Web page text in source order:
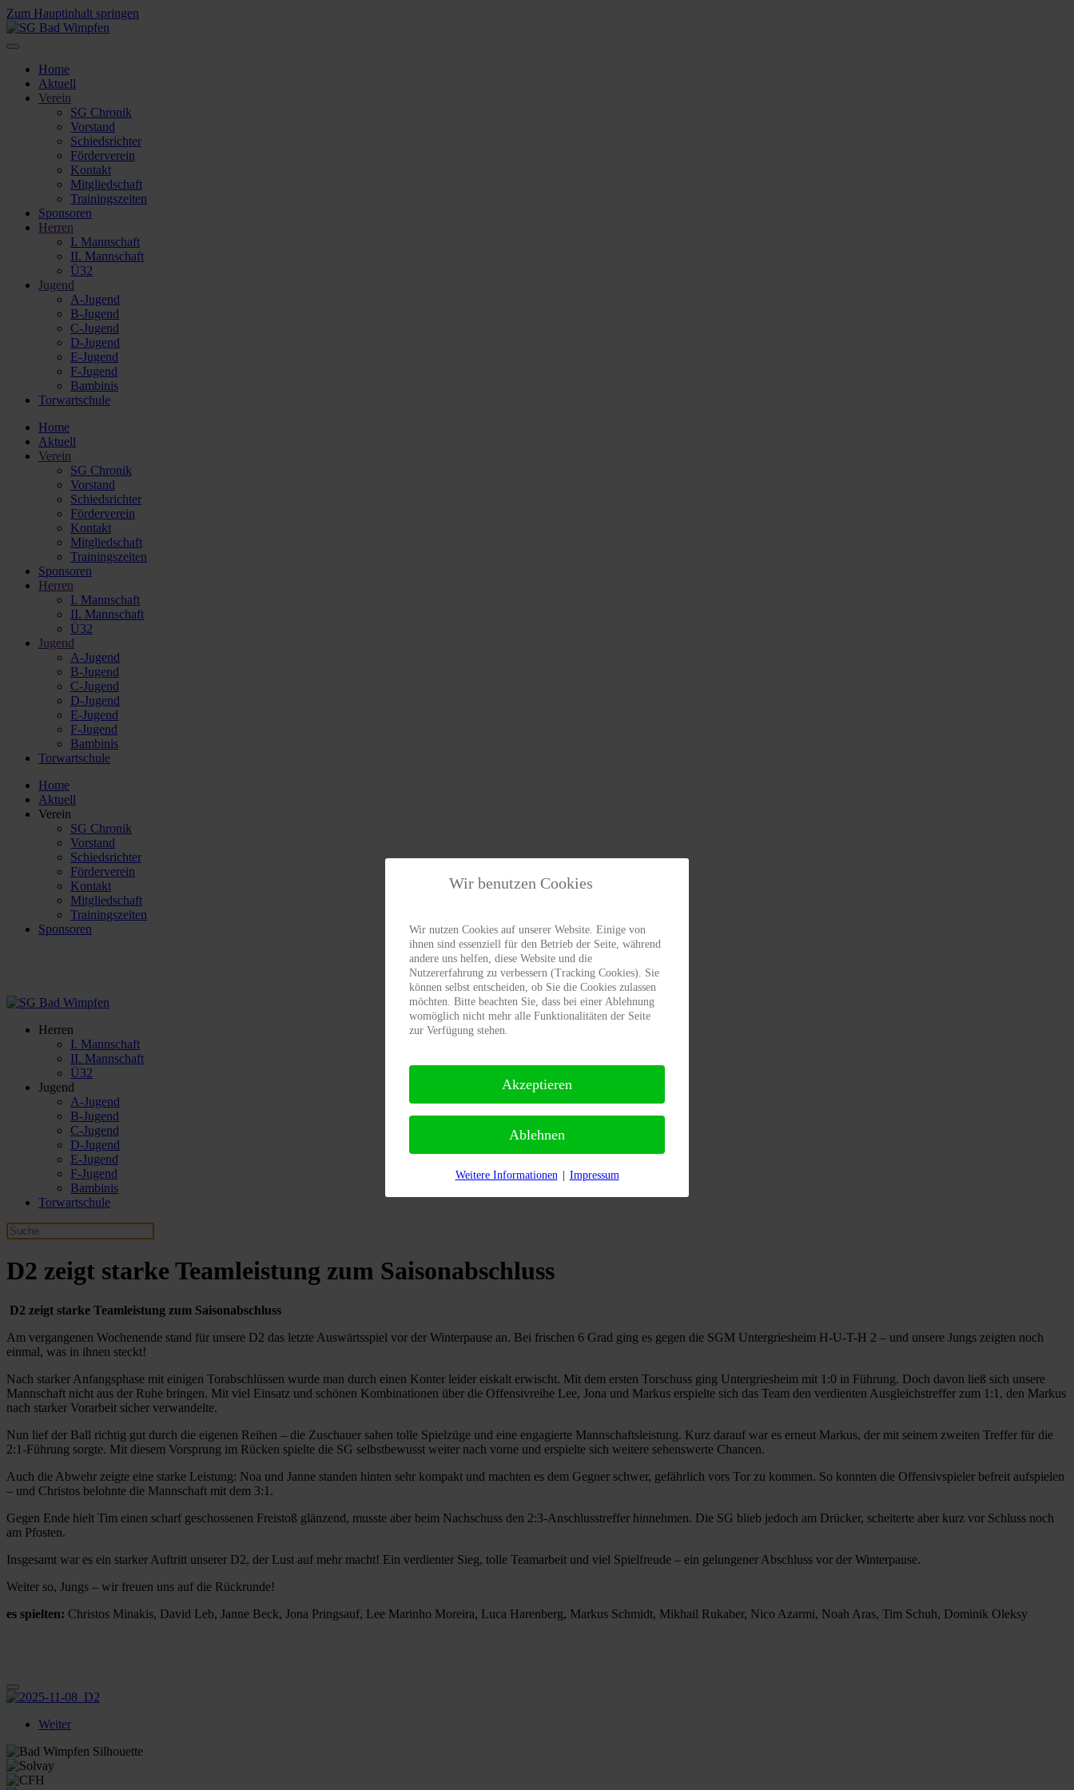
Zum Hauptinhalt springen
Home
Aktuell
Verein
SG Chronik
Vorstand
Schiedsrichter
Förderverein
Kontakt
Mitgliedschaft
Trainingszeiten
Sponsoren
Herren
I. Mannschaft
II. Mannschaft
Ü32
Jugend
A-Jugend
B-Jugend
C-Jugend
D-Jugend
E-Jugend
F-Jugend
Bambinis
Torwartschule
Home
Aktuell
Verein
SG Chronik
Vorstand
Schiedsrichter
Förderverein
Kontakt
Mitgliedschaft
Trainingszeiten
Sponsoren
Herren
I. Mannschaft
II. Mannschaft
Ü32
Jugend
A-Jugend
B-Jugend
C-Jugend
D-Jugend
E-Jugend
F-Jugend
Bambinis
Torwartschule
Home
Aktuell
Verein
SG Chronik
Vorstand
Schiedsrichter
Förderverein
Kontakt
Mitgliedschaft
Trainingszeiten
Sponsoren
Herren
I. Mannschaft
II. Mannschaft
Ü32
Jugend
A-Jugend
B-Jugend
C-Jugend
D-Jugend
E-Jugend
F-Jugend
Bambinis
Torwartschule
D2 zeigt starke Teamleistung zum Saisonabschluss
D2 zeigt starke Teamleistung zum Saisonabschluss
Am vergangenen Wochenende stand für unsere D2 das letzte Auswärtsspiel vor der Winterpause an. Bei frischen 6 Grad ging es gegen die SGM Untergriesheim H-U-T-H 2 – und unsere Jungs zeigten noch
einmal, was in ihnen steckt!
Nach starker Anfangsphase mit einigen Torabschlüssen wurde man durch einen Konter leider eiskalt erwischt. Mit dem ersten Torschuss ging Untergriesheim mit 1:0 in Führung. Doch davon ließ sich unsere
Mannschaft nicht aus der Ruhe bringen. Mit viel Einsatz und schönen Kombinationen über die Offensivreihe Lee, Jona und Markus erspielte sich das Team den verdienten Ausgleichstreffer zum 1:1, den Markus
nach starker Vorarbeit sicher verwandelte.
Nun lief der Ball richtig gut durch die eigenen Reihen – die Zuschauer sahen tolle Spielzüge und eine engagierte Mannschaftsleistung. Kurz darauf war es erneut Markus, der mit seinem zweiten Treffer für die
2:1-Führung sorgte. Mit diesem Vorsprung im Rücken spielte die SG selbstbewusst weiter nach vorne und erspielte sich weitere sehenswerte Chancen.
Auch die Abwehr zeigte eine starke Leistung: Noa und Janne standen hinten sehr kompakt und machten es dem Gegner schwer, gefährlich vors Tor zu kommen. So konnten die Offensivspieler befreit aufspielen
– und Christos belohnte die Mannschaft mit dem 3:1.
Gegen Ende hielt Tim einen scharf geschossenen Freistoß glänzend, musste aber beim Nachschuss den 2:3-Anschlusstreffer hinnehmen. Die SG blieb jedoch am Drücker, scheiterte aber kurz vor Schluss noch
am Pfosten.
Insgesamt war es ein starker Auftritt unserer D2, der Lust auf mehr macht! Ein verdienter Sieg, tolle Teamarbeit und viel Spielfreude – ein gelungener Abschluss vor der Winterpause.
Weiter so, Jungs – wir freuen uns auf die Rückrunde!
es spielten: Christos Minakis, David Leb, Janne Beck, Jona Pringsauf, Lee Marinho Moreira, Luca Harenberg, Markus Schmidt, Mikhail Rukaber, Nico Azarmi, Noah Aras, Tim Schuh, Dominik Oleksy
Weiter
Wir benutzen Cookies
Wir nutzen Cookies auf unserer Website. Einige von
ihnen sind essenziell für den Betrieb der Seite, während
andere uns helfen, diese Website und die
Nutzererfahrung zu verbessern (Tracking Cookies). Sie
können selbst entscheiden, ob Sie die Cookies zulassen
möchten. Bitte beachten Sie, dass bei einer Ablehnung
womöglich nicht mehr alle Funktionalitäten der Seite
zur Verfügung stehen.
Akzeptieren
Ablehnen
Weitere Informationen | Impressum